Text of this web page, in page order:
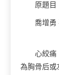
原題目：
喬增勇
心絞痛，
為胸骨后或